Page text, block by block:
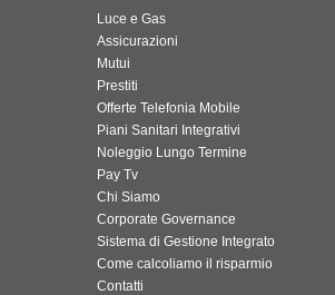
Luce e Gas
Assicurazioni
Mutui
Prestiti
Offerte Telefonia Mobile
Piani Sanitari Integrativi
Noleggio Lungo Termine
Pay Tv
Chi Siamo
Corporate Governance
Sistema di Gestione Integrato
Come calcoliamo il risparmio
Contatti